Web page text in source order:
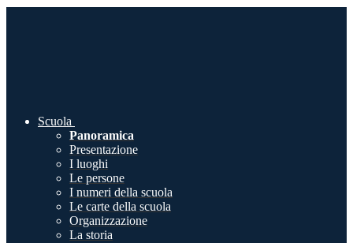
Scuola
Panoramica
Presentazione
I luoghi
Le persone
I numeri della scuola
Le carte della scuola
Organizzazione
La storia